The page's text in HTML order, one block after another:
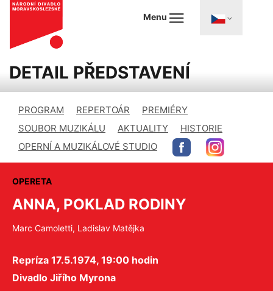
Menu
DETAIL PŘEDSTAVENÍ
PROGRAM REPERTOÁR
PREMIÉRY
SOUBOR MUZIKÁLU
AKTUALITY
HISTORIE
OPERNÍ A MUZIKÁLOVÉ STUDIO
OPERETA
ANNA, POKLAD RODINY
Marc Camoletti, Ladislav Matějka
Repríza 17.5.1974, 19:00 hodin
Divadlo Jiřího Myrona